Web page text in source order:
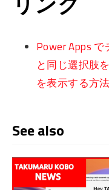
Power Apps
と同じ選択肢
を表示する方
See also